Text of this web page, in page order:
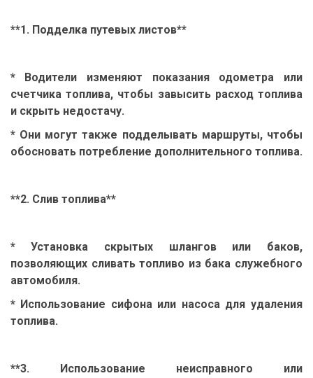
**1. Подделка путевых листов**
* Водители изменяют показания одометра или
счетчика топлива, чтобы завысить расход топлива
и скрыть недостачу.
* Они могут также подделывать маршруты, чтобы
обосновать потребление дополнительного топлива.
**2. Слив топлива**
* Установка скрытых шлангов или баков,
позволяющих сливать топливо из бака служебного
автомобиля.
* Использование сифона или насоса для удаления
топлива.
**3. Использование неисправного или